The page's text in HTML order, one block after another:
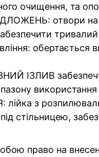
очищення, та
отвори на
тривалий
обертається
ІЗЛИВ
використання
з
стільницею,
право на